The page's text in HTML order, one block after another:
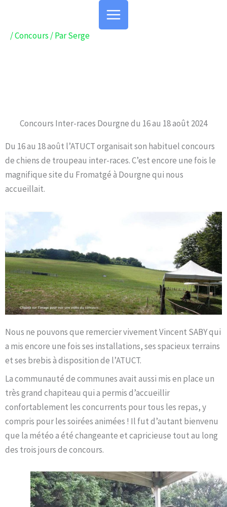
contenu
/Concours / ParSerge
Concours Inter-races Dourgne du 16 au 18 août 2024
Du 16 au 18 août l’ATUCT organisait son habituel concours
de chiens de troupeau inter-races. C’est encore une fois le
magnifique site du Fromatgé à Dourgne qui nous
accueillait.
Nous ne pouvons que remercier vivement Vincent SABY qui
a mis encore une fois ses installations, ses spacieux terrains
et ses brebis à disposition de l’ATUCT.
La communauté de communes avait aussi mis en place un
très grand chapiteau qui a permis d’accueillir
confortablement les concurrents pour tous les repas, y
compris pour les soirées animées ! Il fut d’autant bienvenu
que la météo a été changeante et capricieuse tout au long
des trois jours de concours.